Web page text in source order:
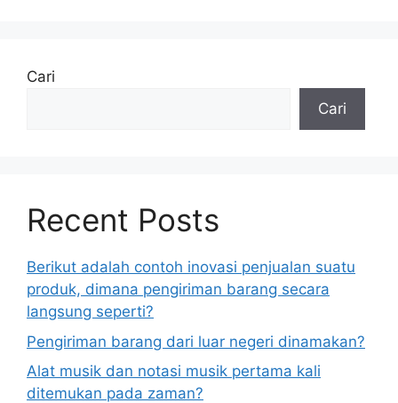
Cari
Cari
Recent Posts
Berikut adalah contoh inovasi penjualan suatu
produk, dimana pengiriman barang secara
langsung seperti?
Pengiriman barang dari luar negeri dinamakan?
Alat musik dan notasi musik pertama kali
ditemukan pada zaman?